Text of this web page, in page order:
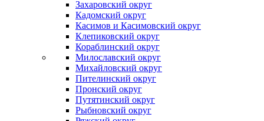
Захаровский округ
Кадомский округ
Касимов и Касимовский округ
Клепиковский округ
Кораблинский округ
Милославский округ
Михайловский округ
Пителинский округ
Пронский округ
Путятинский округ
Рыбновский округ